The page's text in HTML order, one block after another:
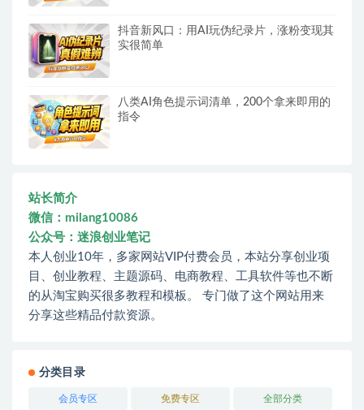
抖音新风口：用AI玩伪纪录片，涨粉变现其
实很简单
八类AI角色提示词清单，200个拿来即用的
指令
站长简介
微信：milang10086
公众号：迷浪创业笔记
本人创业10年，多家网站VIP付费会员，本站分享创业项
目、创业教程、主题源码、电商教程、工具软件等也不断
的从淘宝购买很多教程和模板。 专门做了这个网站用来
分享这些精品付款资源。
分类目录
会员专区 免费专区 全部分类